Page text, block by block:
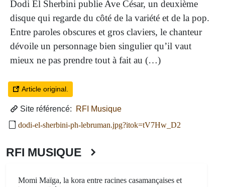
Dodi El Sherbini publie Ave César, un deuxième
disque qui regarde du côté de la variété et de la pop.
Entre paroles obscures et gros claviers, le chanteur
dévoile un personnage bien singulier qu’il vaut
mieux ne pas prendre tout à fait au (…)
Article original.
Site référencé:
RFI Musique
dodi-el-sherbini-ph-lebruman.jpg?itok=tV7Hw_D2
RFI MUSIQUE
Momi Maïga, la kora entre racines casamançaises et